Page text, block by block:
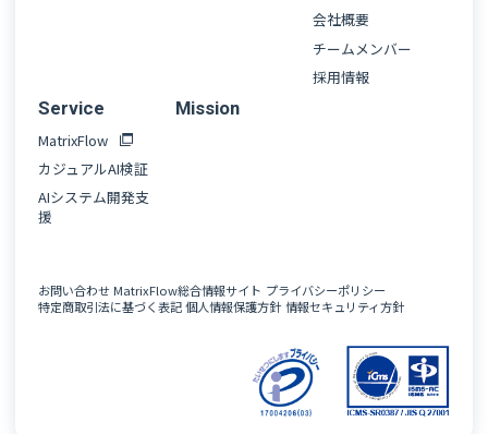
会社概要
チームメンバー
採用情報
Service
MatrixFlow
カジュアルAI検証
AIシステム開発支
援
Mission
お問い合わせ MatrixFlow総合情報サイト プライバシーポリシー
特定商取引法に基づく表記 個人情報保護方針 情報セキュリティ方針